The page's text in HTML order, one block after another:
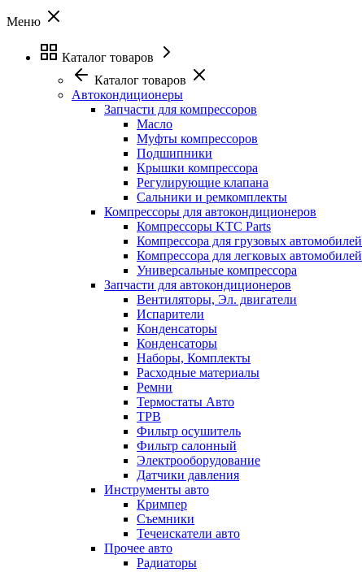
Меню
Каталог товаров
Каталог товаров
Автокондиционеры
Запчасти для компрессоров
Масло
Муфты компрессоров
Подшипники
Крышки компрессора
Регулирующие клапана
Сальники и ремкомплекты
Компрессоры для автокондиционеров
Компрессоры KTC Parts
Компрессора для грузовых автомобилей
Компрессора для легковых автомобилей
Универсальные компрессора
Запчасти для автокондиционеров
Вентиляторы, Эл. двигатели
Испарители
Конденсаторы
Конденсаторы
Наборы, Комплекты
Расходные материалы
Ремни
Термостаты Авто
ТРВ
Фильтр осушитель
Фильтр салонный
Электрооборудование
Датчики давления
Инструменты авто
Кримпер
Съемники
Течеискатели авто
Прочее авто
Радиаторы